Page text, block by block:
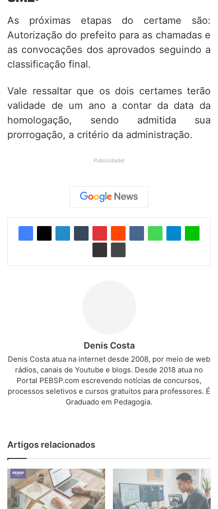
As próximas etapas do certame são:
Autorização do prefeito para as chamadas e
as convocações dos aprovados seguindo a
classificação final.
Vale ressaltar que os dois certames terão
validade de um ano a contar da data da
homologação, sendo admitida sua
prorrogação, a critério da administração.
Publicidade!
Denis Costa
Denis Costa atua na internet desde 2008, por meio de web
rádios, canais de Youtube e blogs. Desde 2018 atua no
Portal PEBSP.com escrevendo notícias de concursos,
processos seletivos e cursos gratuitos para professores. É
Graduado em Pedagogia.
Artigos relacionados